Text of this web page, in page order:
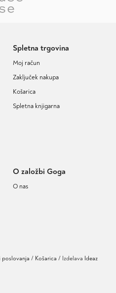
Spletna trgovina
Moj račun
Zaključek nakupa
Košarica
Spletna knjigarna
O založbi Goga
O nas
Košarica / Izdelava Ideaz